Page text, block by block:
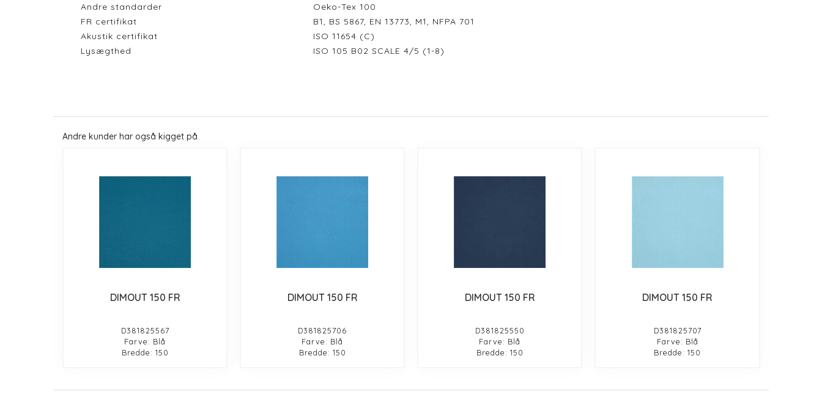
Andre standarder
Oeko-Tex 100
FR certifikat
B1, BS 5867, EN 13773, M1, NFPA 701
Akustik certifikat
ISO 11654 (C)
Lysægthed
ISO 105 B02 SCALE 4/5 (1-8)
Andre kunder har også kigget på
DIMOUT 150 FR
D381825567
Farve: Blå
Bredde: 150
DIMOUT 150 FR
D381825706
Farve: Blå
Bredde: 150
DIMOUT 150 FR
D381825550
Farve: Blå
Bredde: 150
DIMOUT 150 FR
D381825707
Farve: Blå
Bredde: 150